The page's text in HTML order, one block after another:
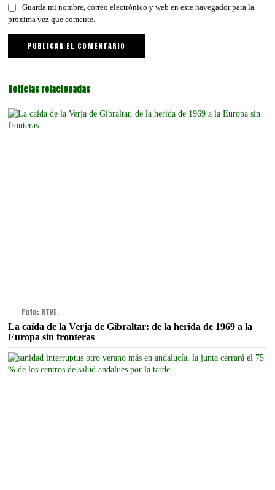
Guarda mi nombre, correo electrónico y web en este navegador para la
próxima vez que comente.
Noticias relacionadas
Foto: RTVE.
La caída de la Verja de Gibraltar: de la herida de 1969 a la
Europa sin fronteras